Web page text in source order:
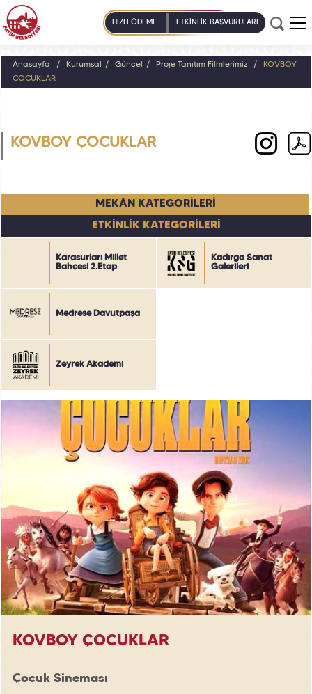
HIZLI ÖDEME ETKİNLİK BAŞVURULARI
Anasayfa Kurumsal Güncel Proje Tanıtım Filmlerimiz
KOVBOY
ÇOCUKLAR
KOVBOY ÇOCUKLAR
MEKÂN KATEGORİLERİ
ETKİNLİK KATEGORİLERİ
Karasurları Millet
Bahçesi 2.Etap
Medrese Davutpaşa
Zeyrek Akademi
Kadırga Sanat
Galerileri
KOVBOY ÇOCUKLAR
Çocuk Sineması